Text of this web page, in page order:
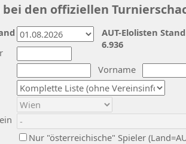
den offiziellen
Vorname
Nur "österreichische" Spieler
AUT-Elolisten
6.936